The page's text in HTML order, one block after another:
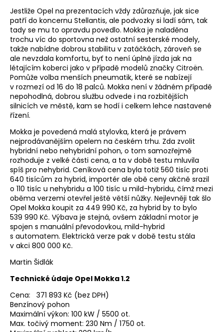
Jestliže Opel na prezentacích vždy zdůrazňuje, jak sice
patří do koncernu Stellantis, ale podvozky si ladí sám, tak
tady se mu to opravdu povedlo. Mokka je naladěna
trochu víc do sportovna než ostatní sesterské modely,
takže nabídne dobrou stabilitu v zatáčkách, zároveň se
ale nevzdala komfortu, byť to není úplně jízda jak na
létajícím koberci jako v případě modelů značky Citroën.
Pomůže volba menších pneumatik, které se nabízejí
v rozmezí od 16 do 18 palců. Mokka není v žádném případě
nepohodlná, dobrou službu odvede i na rozbitějších
silnicích ve městě, kam se hodí i celkem lehce nastavené
řízení.
Mokka je povedená malá stylovka, která je právem
nejprodávanějším opelem na českém trhu. Zda zvolit
hybridní nebo nehybridní pohon, o tom samozřejmě
rozhoduje z velké části cena, a ta v době testu mluvila
spíš pro nehybrid. Ceníková cena byla totiž 560 tisíc proti
640 tisícům za hybrid, importér ale obě ceny akčně srazil
o 110 tisíc u nehybridu a 100 tisíc u mild-hybridu, čímž mezi
oběma verzemi otevřel ještě větší nůžky. Nejlevněji tak šlo
Opel Mokka koupit za 449 990 Kč, za hybrid by to bylo
539 990 Kč. Výbava je stejná, ovšem základní motor je
spojen s manuální převodovkou, mild-hybrid
s automatem. Elektrická verze pak v době testu stála
v akci 800 000 Kč.
Martin Šidlák
Technické údaje Opel Mokka 1.2
Cena: 371 893 Kč (bez DPH)
Benzínový pohon
Maximální výkon: 100 kW / 5500 ot.
Max. točivý moment: 230 Nm / 1750 ot.